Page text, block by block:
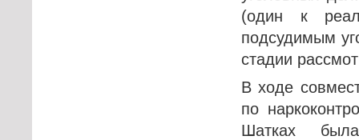
(один к
подсудимым
стадии
В ходе
по
Шатках